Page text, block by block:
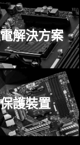
解決方案
保護裝置